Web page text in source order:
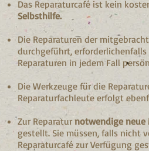
Das Reparaturcafé ist kein
Selbsthilfe.
Die Reparaturen der
durchgeführt, erforderlichenfalls
Reparaturen in jedem Fall
Die Werkzeuge für die
Reparaturfachleute erfolgt
Zur Reparaturnotwendige neue
gestellt. Sie müssen, falls nicht
Reparaturcafé zur Verfügung